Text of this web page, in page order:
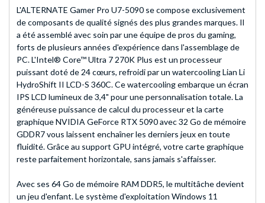
L'ALTERNATE Gamer Pro U7-5090 se compose exclusivement
de composants de qualité signés des plus grandes marques. Il
a été assemblé avec soin par une équipe de pros du gaming,
forts de plusieurs années d'expérience dans l'assemblage de
PC. L'Intel® Core™ Ultra 7 270K Plus est un processeur
puissant doté de 24 cœurs, refroidi par un watercooling Lian Li
HydroShift II LCD-S 360C. Ce watercooling embarque un écran
IPS LCD lumineux de 3,4" pour une personnalisation totale. La
généreuse puissance de calcul du processeur et la carte
graphique NVIDIA GeForce RTX 5090 avec 32 Go de mémoire
GDDR7 vous laissent enchaîner les derniers jeux en toute
fluidité. Grâce au support GPU intégré, votre carte graphique
reste parfaitement horizontale, sans jamais s'affaisser.
Avec ses 64 Go de mémoire RAM DDR5, le multitâche devient
un jeu d'enfant. Le système d'exploitation Windows 11